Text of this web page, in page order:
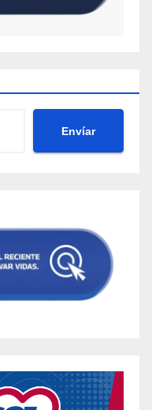
Envíar